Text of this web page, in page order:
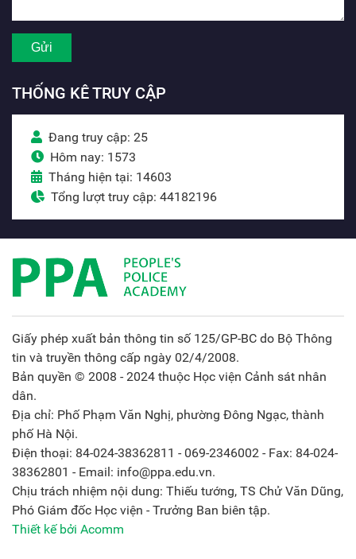
THỐNG KÊ TRUY CẬP
Đang truy cập: 25
Hôm nay: 1573
Tháng hiện tại: 14603
Tổng lượt truy cập: 44182196
Giấy phép xuất bản thông tin số 125/GP-BC do Bộ Thông
tin và truyền thông cấp ngày 02/4/2008.
Bản quyền © 2008 - 2024 thuộc Học viện Cảnh sát nhân
dân.
Địa chỉ: Phố Phạm Văn Nghị, phường Đông Ngạc, thành
phố Hà Nội.
Điện thoại: 84-024-38362811 - 069-2346002 - Fax: 84-024-
38362801 - Email: info@ppa.edu.vn.
Chịu trách nhiệm nội dung: Thiếu tướng, TS Chử Văn Dũng,
Phó Giám đốc Học viện - Trưởng Ban biên tập.
Thiết kế bởi Acomm